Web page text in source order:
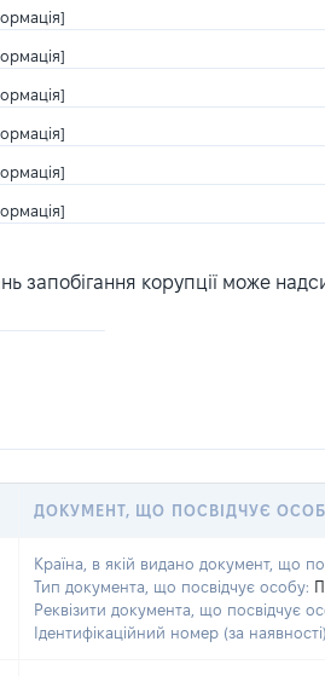
корупції може
ДОКУМЕНТ, ЩО ПОСВІДЧУЄ
Країна, в якій видано документ, що
Тип документа, що посвідчує особу:
Реквізити документа, що посвідчує
Ідентифікаційний номер (за